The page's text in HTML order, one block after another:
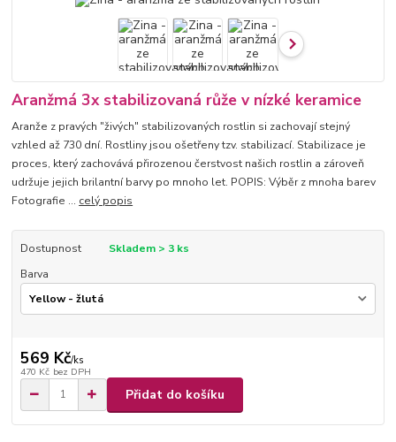
Aranžmá 3x stabilizovaná růže v nízké keramice
Aranže z pravých "živých" stabilizovaných rostlin si zachovají stejný
vzhled až 730 dní. Rostliny jsou ošetřeny tzv. stabilizací. Stabilizace je
proces, který zachovává přirozenou čerstvost našich rostlin a zároveň
udržuje jejich brilantní barvy po mnoho let. POPIS: Výběr z mnoha barev
Fotografie ... celý popis
Dostupnost
Skladem > 3 ks
Barva
569 Kč/ks
470 Kč bez DPH
Přidat do košíku